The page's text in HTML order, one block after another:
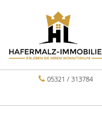
05321 / 313784